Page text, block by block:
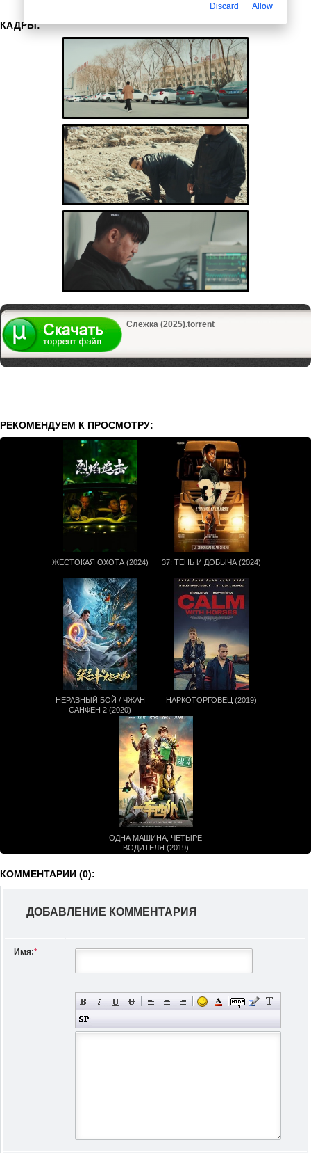
КАДРЫ:
Слежка (2025).torrent
РЕКОМЕНДУЕМ К ПРОСМОТРУ:
ЖЕСТОКАЯ ОХОТА (2024) 37: ТЕНЬ И ДОБЫЧА (2024)
НЕРАВНЫЙ БОЙ / ЧЖАН
САНФЕН 2 (2020)
НАРКОТОРГОВЕЦ (2019)
ОДНА МАШИНА, ЧЕТЫРЕ
ВОДИТЕЛЯ (2019)
КОММЕНТАРИИ (0):
ДОБАВЛЕНИЕ КОММЕНТАРИЯ
Имя:*
Discard Allow